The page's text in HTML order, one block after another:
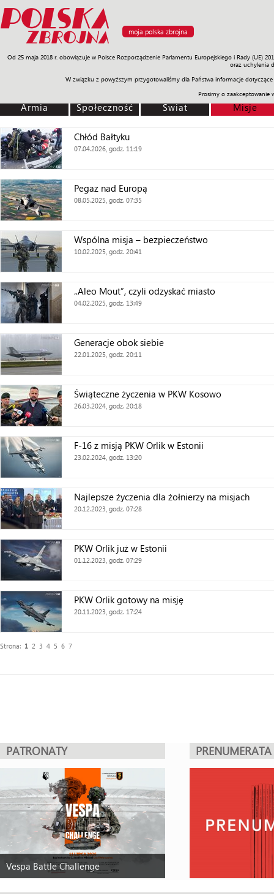
moja polska zbrojna
Od 25 maja 2018 r. obowiązuje w Polsce Rozporządzenie Parlamentu Europejskiego i Rady
oraz uchylenia
W związku z powyższym przygotowaliśmy dla Państwa informacje
Prosimy o
Armia Poligon Sprzęt Misje Polityka Prawo Świat
Armia Społeczność Świat Misje
Chłód Bałtyku
07.04.2026, godz. 11:19
Pegaz nad Europą
08.05.2025, godz. 07:35
Wspólna misja – bezpieczeństwo
10.02.2025, godz. 20:41
„Aleo Mout”, czyli odzyskać miasto
04.02.2025, godz. 13:49
Generacje obok siebie
22.01.2025, godz. 20:11
Świąteczne życzenia w PKW Kosowo
26.03.2024, godz. 20:18
F-16 z misją PKW Orlik w Estonii
23.02.2024, godz. 13:20
Najlepsze życzenia dla żołnierzy na misjach
20.12.2023, godz. 07:28
PKW Orlik już w Estonii
01.12.2023, godz. 07:29
PKW Orlik gotowy na misję
20.11.2023, godz. 17:24
Strona: 1 2 3 4 5 6 7
PATRONATY
Vespa Battle Challenge
PRENUMERATA